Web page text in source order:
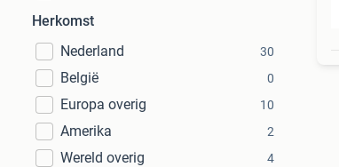
Herkomst
Nederland
30
België 0
Europa overig 10
Amerika 2
Wereld overig 4